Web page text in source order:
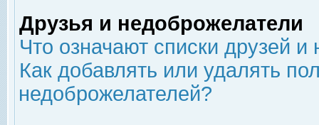
Друзья и недоброжелатели
Что означают списки друзей
Как добавлять или удалять
недоброжелателей?